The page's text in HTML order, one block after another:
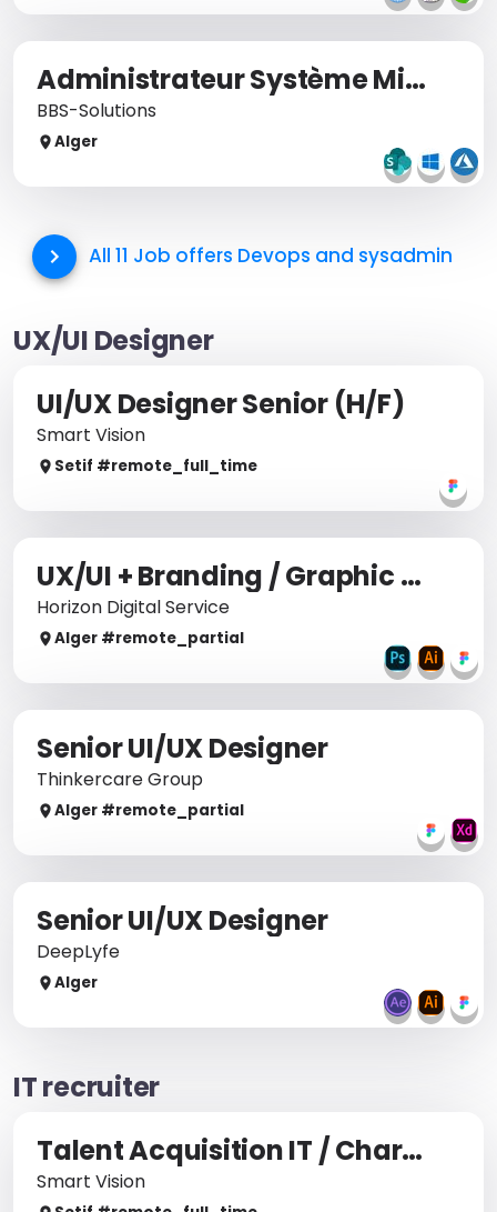
Administrateur Système Microsoft
BBS-Solutions
Alger
All 11 Job offers Devops and sysadmin
UX/UI Designer
UI/UX Designer Senior (H/F)
Smart Vision
Setif #remote_ full_time
UX/UI + Branding / Graphic Design
Horizon Digital Service
Alger #remote_ partial
Senior UI/UX Designer
Thinkercare Group
Alger #remote_ partial
Senior UI/UX Designer
DeepLyfe
Alger
IT recruiter
Talent Acquisition IT / Chargé(e) de Recrutement IT International
Smart Vision